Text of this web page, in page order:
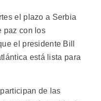
el plazo a Serbia
paz con los
el presidente Bill
está lista para
de las